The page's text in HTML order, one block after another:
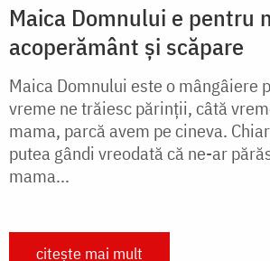
Maica Domnului e pentru
acoperământ și scăpare
Maica Domnului este o mângâiere
vreme ne trăiesc părinții, câtă
mama, parcă avem pe cineva.
putea gândi vreodată că ne-ar
mama...
citește mai mult